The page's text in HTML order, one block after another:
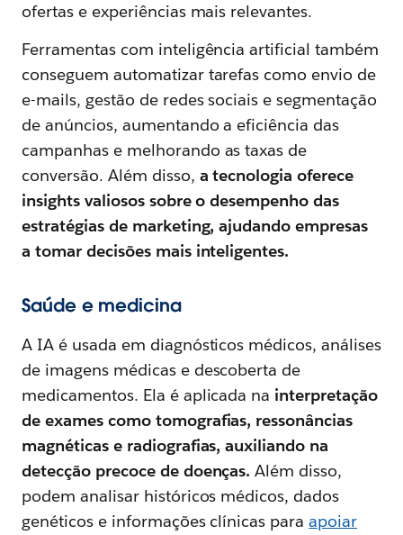
ofertas e experiências mais relevantes.
Ferramentas com inteligência artificial também
conseguem automatizar tarefas como envio de
e-mails, gestão de redes sociais e segmentação
de anúncios, aumentando a eficiência das
campanhas e melhorando as taxas de
conversão. Além disso, a tecnologia oferece
insights valiosos sobre o desempenho das
estratégias de marketing, ajudando empresas
a tomar decisões mais inteligentes.
Saúde e medicina
A IA é usada em diagnósticos médicos, análises
de imagens médicas e descoberta de
medicamentos. Ela é aplicada na interpretação
de exames como tomografias, ressonâncias
magnéticas e radiografias, auxiliando na
detecção precoce de doenças. Além disso,
podem analisar históricos médicos, dados
genéticos e informações clínicas paraapoiar